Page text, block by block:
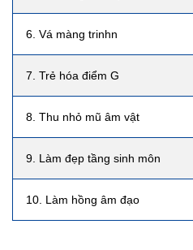
6. Vá màng trinhn
7. Trẻ hóa điểm G
8. Thu nhỏ mũ âm vật
9. Làm đẹp tầng sinh môn
10. Làm hồng âm đạo